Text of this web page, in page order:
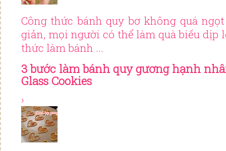
Công thức bánh quy bơ không quá
giản, mọi người có thể làm quà biếu dịp
thức làm bánh ...
3 bước làm bánh quy gương hạnh
Glass Cookies
›